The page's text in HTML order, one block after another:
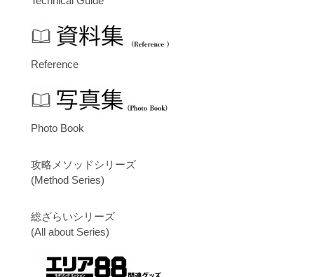
Reference
Photo Book
攻略メソッドシリーズ
(Method Series)
総ざらいシリーズ
(All about Series)